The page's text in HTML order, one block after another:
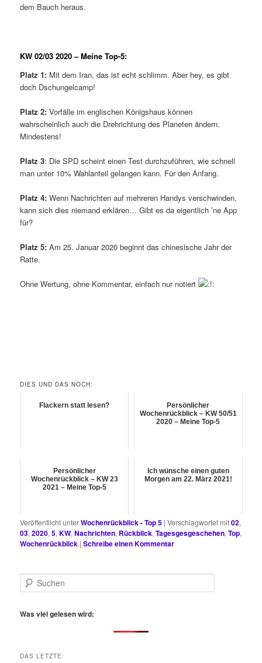
dem Bauch heraus.
KW 02/03 2020 – Meine Top-5:
Platz 1: Mit dem Iran, das ist echt schlimm. Aber hey, es gibt
doch Dschungelcamp!
Platz 2:Vorfälle im englischen Königshaus können
wahrscheinlich auch die Drehrichtung des Planeten ändern.
Mindestens!
Platz 3: Die SPD scheint einen Test durchzuführen, wie schnell
man unter 10% Wahlanteil gelangen kann. Für den Anfang.
Platz 4:Wenn Nachrichten auf mehreren Handys verschwinden,
kann sich dies niemand erklären… Gibt es da eigentlich ’ne App
für?
Platz 5: Am 25. Januar 2020 beginnt das chinesische Jahr der
Ratte.
Ohne Wertung, ohne Kommentar, einfach nur notiert
DIES UND DAS NOCH:
Flackern statt lesen?
Persönlicher
Wochenrückblick – KW 50/51
2020 – Meine Top-5
Persönlicher
Wochenrückblick – KW 23
2021 – Meine Top-5
Ich wünsche einen guten
Morgen am 22. März 2021!
Veröffentlicht unterWochenrückblick - Top 5 |Verschlagwortet mit02,
03,2020,5,KW,Nachrichten, Rückblick,Tagesgesgeschehen,Top,
Wochenrückblick |Schreibe einen Kommentar
u
h
Was viel gelesen wird:
DAS LETZTE: